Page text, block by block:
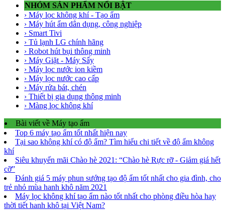
NHÓM SẢN PHẨM NỔI BẬT
› Máy lọc không khí - Tạo ẩm
› Máy hút ẩm dân dụng, công nghiệp
› Smart Tivi
› Tủ lạnh LG chính hãng
› Robot hút bụi thông minh
› Máy Giặt - Máy Sấy
› Máy lọc nước ion kiềm
› Máy lọc nước cao cấp
› Máy rửa bát, chén
› Thiết bị gia dụng thông minh
› Màng lọc không khí
Bài viết về Máy tạo ẩm
Top 6 máy tạo ẩm tốt nhất hiện nay
Tại sao không khí có độ ẩm? Tìm hiểu chi tiết về độ ẩm không
khí
Siêu khuyến mãi Chào hè 2021: “Chào hè Rực rỡ - Giảm giá hết
cỡ”
Đánh giá 5 máy phun sướng tạo độ ẩm tốt nhất cho gia đình, cho
trẻ nhỏ mùa hanh khô năm 2021
Máy lọc không khí tạo ẩm nào tốt nhất cho phòng điều hòa hay
thời tiết hanh khô tại Việt Nam?